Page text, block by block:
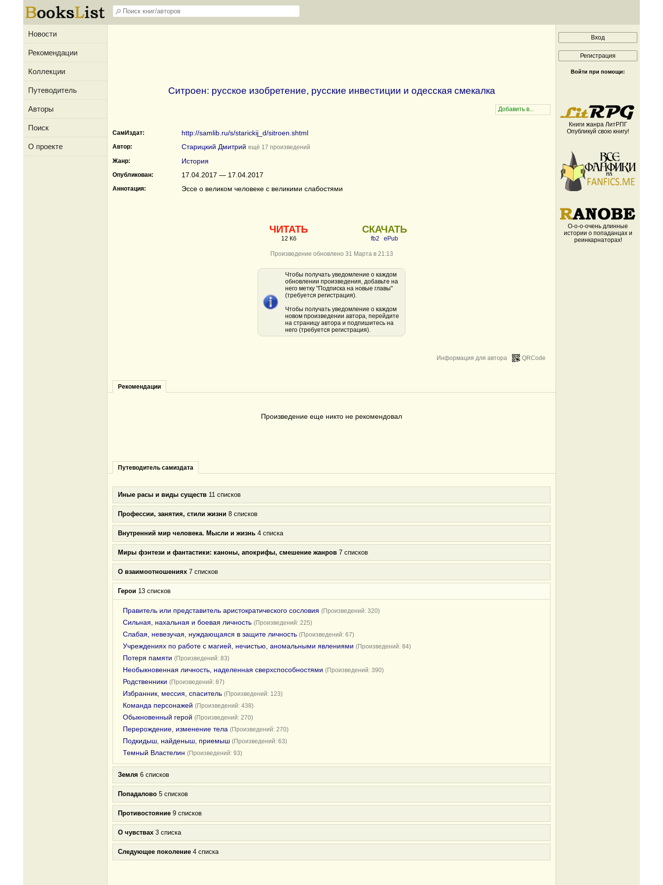
Новости
Рекомендации
Коллекции
Путеводитель
Авторы
Поиск
О проекте
Ситроен: русское изобретение, русские инвестиции и одесская смекалка
СамИздат: http://samlib.ru/s/starickij_d/sitroen.shtml
Автор: Старицкий Дмитрий ещё 17 произведений
Жанр:
История
Опубликован: 17.04.2017 — 17.04.2017
Аннотация: Эссе о великом человеке с великими слабостями
ЧИТАТЬ
12 Кб
СКАЧАТЬ
fb2 ePub
Произведение обновлено 31 Марта в 21:13
Чтобы получать уведомление о каждом
обновлении произведения, добавьте на
него метку "Подписка на новые главы"
(требуется регистрация).
Чтобы получать уведомление о каждом
новом произведении автора, перейдите
на страницу автора и подпишитесь на
него (требуется регистрация).
QRCode
Информация для автора
Рекомендации
Произведение еще никто не рекомендовал
Путеводитель самиздата
Иные расы и виды существ 11 списков
Профессии, занятия, стили жизни 8 списков
Внутренний мир человека. Мысли и жизнь 4 списка
Миры фэнтези и фантастики: каноны, апокрифы, смешение жанров 7 списков
О взаимоотношениях 7 списков
Герои 13 списков
Правитель или представитель аристократического сословия (Произведений: 320)
Сильная, нахальная и боевая личность (Произведений: 225)
Слабая, невезучая, нуждающаяся в защите личность (Произведений: 67)
Учреждениях по работе с магией, нечистью, аномальными явлениями (Произведений: 84)
Потеря памяти (Произведений: 83)
Необыкновенная личность, наделенная сверхспособностями (Произведений: 390)
Родственники (Произведений: 87)
Избранник, мессия, спаситель (Произведений: 123)
Команда персонажей (Произведений: 438)
Обыкновенный герой (Произведений: 270)
Перерождение, изменение тела (Произведений: 270)
Подкидыш, найденыш, приемыш (Произведений: 63)
Темный Властелин (Произведений: 93)
Земля 6 списков
Попадалово 5 списков
Противостояние 9 списков
О чувствах 3 списка
Следующее поколение 4 списка
Войти при помощи:
Книги жанра ЛитРПГ
Опубликуй свою книгу!
О-о-о-очень длинные
истории о попаданцах и
реинкарнаторах!